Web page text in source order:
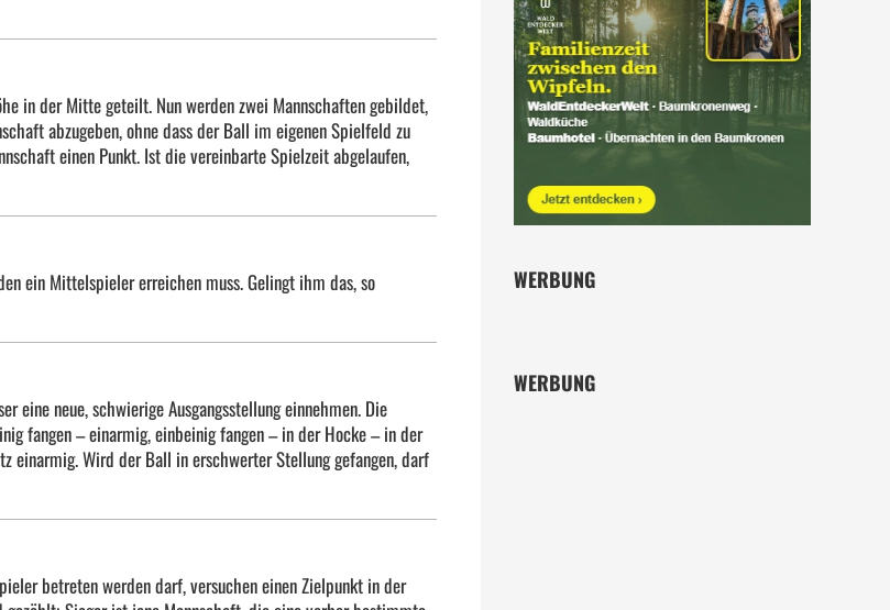
in der Mitte geteilt. Nun werden zwei Mannschaften gebildet,
abzugeben, ohne dass der Ball im eigenen Spielfeld zu
einen Punkt. Ist die vereinbarte Spielzeit abgelaufen,
ein Mittelspieler erreichen muss. Gelingt ihm das, so
eine neue, schwierige Ausgangsstellung einnehmen. Die
fangen – einarmig, einbeinig fangen – in der Hocke – in der
einarmig. Wird der Ball in erschwerter Stellung gefangen, darf
betreten werden darf, versuchen einen Zielpunkt in der
WERBUNG
WERBUNG